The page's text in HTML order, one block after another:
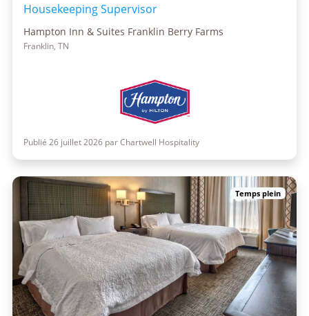
Housekeeping Supervisor
Hampton Inn & Suites Franklin Berry Farms
Franklin, TN
Publié 26 juillet 2026 par Chartwell Hospitality
Temps plein